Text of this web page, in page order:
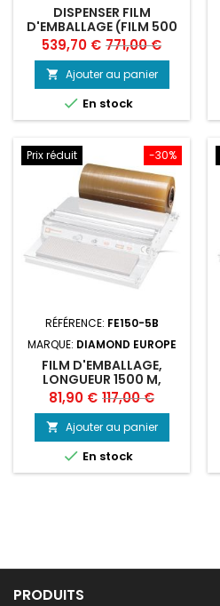
DISPENSER FILM
D'EMBALLAGE (FILM 500
MM)
Prix
539,70 € Prix
de
base
771,00 €
 Ajouter au panier
 En stock
-30%
Prix réduit
RÉFÉRENCE: FE150-5B
MARQUE: DIAMOND EUROPE
FILM D'EMBALLAGE,
LONGUEUR 1500 M,
LARGEUR 500 MM
Prix
81,90 € Prix
de
base
117,00 €
 Ajouter au panier
 En stock
PRODUITS